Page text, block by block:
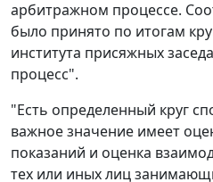
арбитражном процессе.
было принято по итогам
института присяжных
процесс".
"Есть определенный круг
важное значение имеет
показаний и оценка
тех или иных лиц